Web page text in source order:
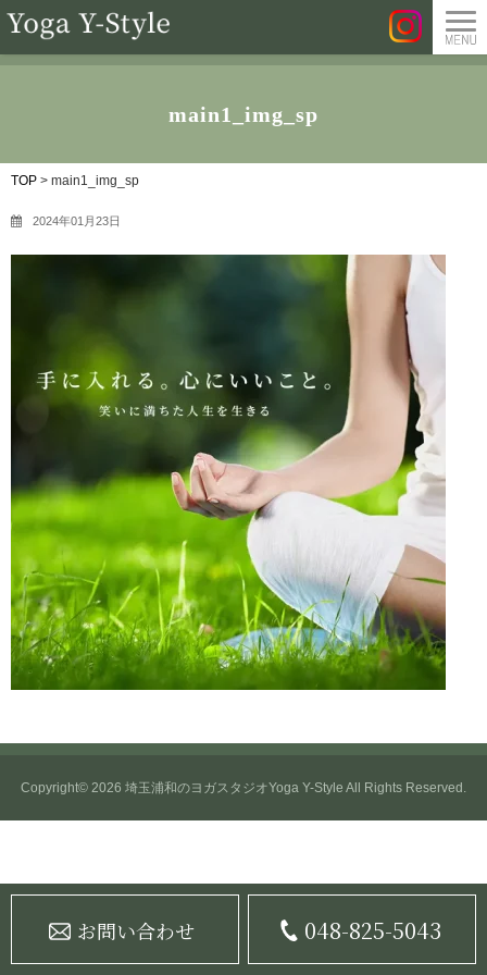
main1_img_sp
TOP > main1_img_sp
2024年01月23日
Copyright© 2026 埼玉浦和のヨガスタジオYoga Y-Style All Rights Reserved.
お問い合わせ 048-825-5043